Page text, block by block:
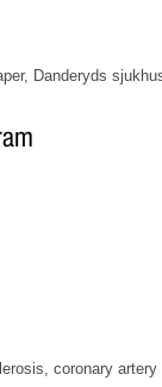
Danderyds
coronary